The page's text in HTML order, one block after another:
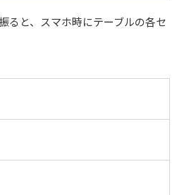
ると、スマホ時にテーブルの各セ